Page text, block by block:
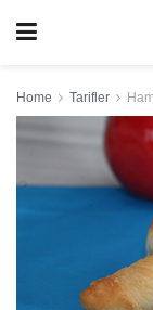
Home Tarifler